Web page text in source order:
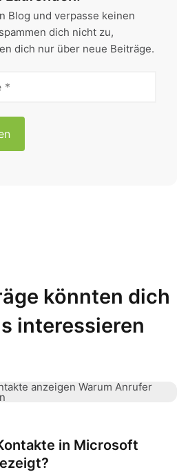
Blog und verpasse keinen
dich nicht zu,
dich nur über neue Beiträge.
könnten dich
interessieren
in Microsoft
in Microsoft Teams nicht angezeigt?